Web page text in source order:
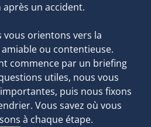
un accident.
vous orientons vers la
ou contentieuse.
commence par un briefing
utiles, nous vous
puis nous fixons
Vous savez où vous
à chaque étape.